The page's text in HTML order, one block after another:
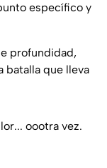
específico y
profundidad,
batalla que lleva
oootra vez.